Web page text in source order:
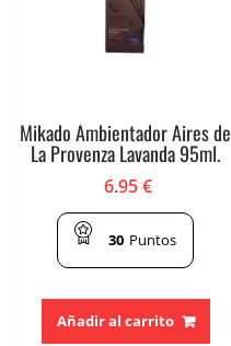
Mikado Ambientador Aires de
La Provenza Lavanda 95ml.
6.95€
30 Puntos
Añadir al carrito